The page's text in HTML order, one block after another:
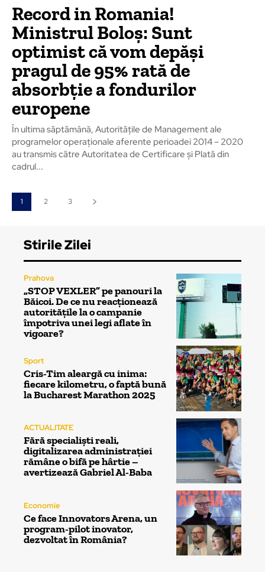
Record in Romania!
Ministrul Boloș: Sunt
optimist că vom depăși
pragul de 95% rată de
absorbție a fondurilor
europene
În ultima săptămână, Autoritățile de Management ale
programelor operaționale aferente perioadei 2014 – 2020
au transmis către Autoritatea de Certificare și Plată din
cadrul...
1 2 3
Stirile Zilei
Prahova
„STOP VEXLER” pe panouri la
Băicoi. De ce nu reacționează
autoritățile la o campanie
împotriva unei legi aflate în
vigoare?
Sport
Cris-Tim aleargă cu inima:
fiecare kilometru, o faptă bună
la Bucharest Marathon 2025
ACTUALITATE
Fără specialiști reali,
digitalizarea administrației
rămâne o bifă pe hârtie –
avertizează Gabriel Al-Baba
Economie
Ce face Innovators Arena, un
program-pilot inovator,
dezvoltat în România?